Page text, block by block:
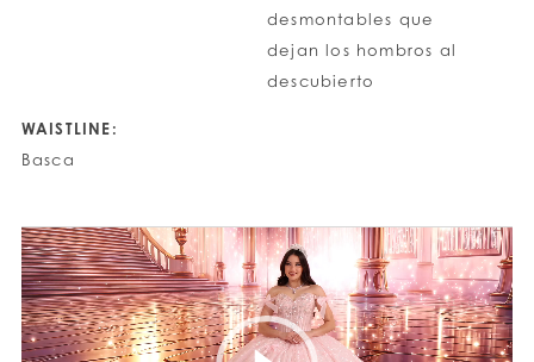
desmontables que
dejan los hombros al
descubierto
WAISTLINE:
Basca
PAUSE AUTOPLAY
PREVIOUS SLIDE
NEXT SLIDE
0
1